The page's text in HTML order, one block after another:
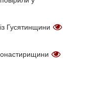
Гусятинщини